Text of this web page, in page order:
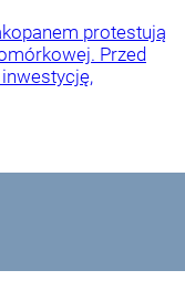
protestują
Przed